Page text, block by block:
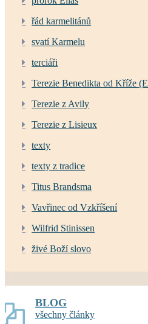
řád karmelitánů
svatí Karmelu
terciáři
Terezie Benedikta od Kříže
Terezie z Avily
Terezie z Lisieux
texty
texty z tradice
Titus Brandsma
Vavřinec od Vzkříšení
Wilfrid Stinissen
živé Boží slovo
BLOG
všechny články